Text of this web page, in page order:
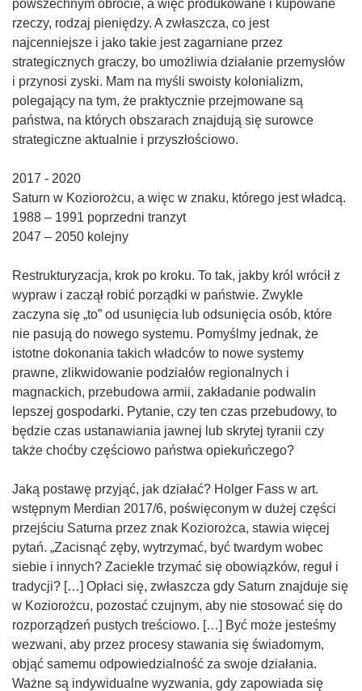
powszechnym obrocie, a więc produkowane i kupowane
rzeczy, rodzaj pieniędzy. A zwłaszcza, co jest
najcenniejsze i jako takie jest zagarniane przez
strategicznych graczy, bo umożliwia działanie przemysłów
i przynosi zyski. Mam na myśli swoisty kolonializm,
polegający na tym, że praktycznie przejmowane są
państwa, na których obszarach znajdują się surowce
strategiczne aktualnie i przyszłościowo.
2017 - 2020
Saturn w Koziorożcu, a więc w znaku, którego jest władcą.
1988 – 1991 poprzedni tranzyt
2047 – 2050 kolejny
Restrukturyzacja, krok po kroku. To tak, jakby król wrócił z
wypraw i zaczął robić porządki w państwie. Zwykle
zaczyna się „to” od usunięcia lub odsunięcia osób, które
nie pasują do nowego systemu. Pomyślmy jednak, że
istotne dokonania takich władców to nowe systemy
prawne, zlikwidowanie podziałów regionalnych i
magnackich, przebudowa armii, zakładanie podwalin
lepszej gospodarki. Pytanie, czy ten czas przebudowy, to
będzie czas ustanawiania jawnej lub skrytej tyranii czy
także choćby częściowo państwa opiekuńczego?
Jaką postawę przyjąć, jak działać? Holger Fass w art.
wstępnym Merdian 2017/6, poświęconym w dużej części
przejściu Saturna przez znak Koziorożca, stawia więcej
pytań. „Zacisnąć zęby, wytrzymać, być twardym wobec
siebie i innych? Zaciekle trzymać się obowiązków, reguł i
tradycji? […] Opłaci się, zwłaszcza gdy Saturn znajduje się
w Koziorożcu, pozostać czujnym, aby nie stosować się do
rozporządzeń pustych treściowo. […] Być może jesteśmy
wezwani, aby przez procesy stawania się świadomym,
objąć samemu odpowiedzialność za swoje działania.
Ważne są indywidualne wyzwania, gdy zapowiada się